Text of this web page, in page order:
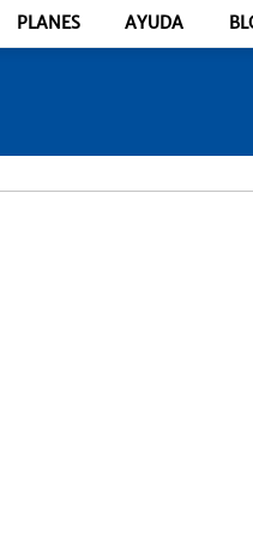
PLANES AYUDA